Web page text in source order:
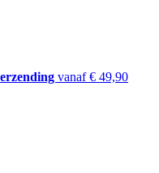
vanaf € 49,90